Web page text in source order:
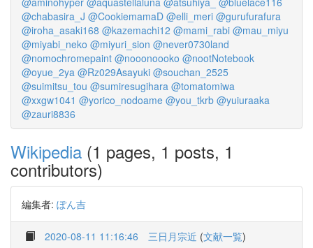
@chabasira_J @CookiemamaD @elli_meri @gurufurafura
@iroha_asaki168 @kazemachi12 @mami_rabi @mau_miyu
@miyabi_neko @miyuri_sion @never0730land
@nomochromepaint @nooonoooko @nootNotebook
@oyue_2ya @Rz029Asayuki @souchan_2525
@suimitsu_tou @sumiresugihara @tomatomiwa
@xxgw1041 @yorico_nodoame @you_tkrb @yuiuraaka
@zauri8836
Wikipedia (1 pages, 1 posts, 1
contributors)
編集者: ぽん吉
2020-08-11 11:16:46 三日月宗近 (文献一覧)